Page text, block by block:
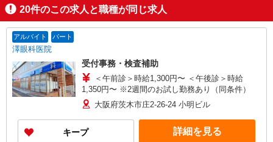
20件のこの求人と職種が同じ求人
アルバイト パート
澤眼科医院
受付事務・検査補助
＜午前診＞時給1,300円〜 ＜午後診＞時給
1,350円〜 ※2週間のお試し勤務あり（同条件）
大阪府茨木市庄2-26-24 小明ビル
キープ 詳細を見る